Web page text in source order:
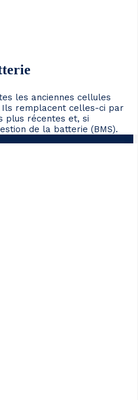
les anciennes cellules
remplacent celles-ci par
plus récentes et, si
de la batterie (BMS).